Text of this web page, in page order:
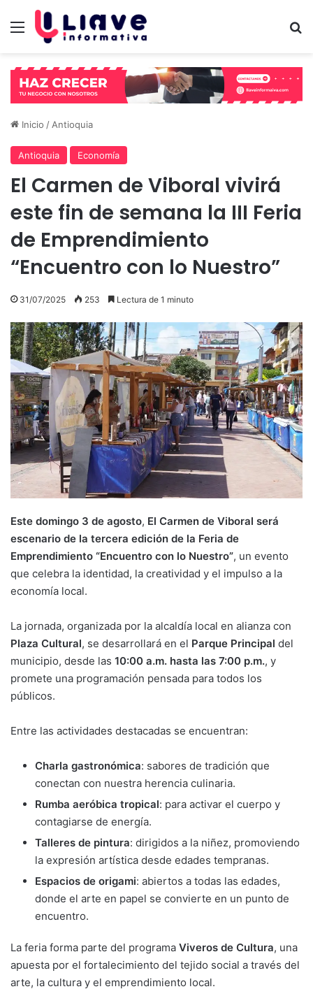
Menú
Inicio / Antioquia
Antioquia Economía
El Carmen de Viboral vivirá
este fin de semana la III Feria
de Emprendimiento
“Encuentro con lo Nuestro”
31/07/2025 253 Lectura de 1 minuto
Este domingo 3 de agosto, El Carmen de Viboral será
escenario de la tercera edición de la Feria de
Emprendimiento “Encuentro con lo Nuestro”, un evento
que celebra la identidad, la creatividad y el impulso a la
economía local.
La jornada, organizada por la alcaldía local en alianza con
Plaza Cultural, se desarrollará en el Parque Principal del
municipio, desde las 10:00 a.m. hasta las 7:00 p.m., y
promete una programación pensada para todos los
públicos.
Entre las actividades destacadas se encuentran:
Charla gastronómica: sabores de tradición que
conectan con nuestra herencia culinaria.
Rumba aeróbica tropical: para activar el cuerpo y
contagiarse de energía.
Talleres de pintura: dirigidos a la niñez, promoviendo
la expresión artística desde edades tempranas.
Espacios de origami: abiertos a todas las edades,
donde el arte en papel se convierte en un punto de
encuentro.
La feria forma parte del programa Viveros de Cultura, una
apuesta por el fortalecimiento del tejido social a través del
arte, la cultura y el emprendimiento local.